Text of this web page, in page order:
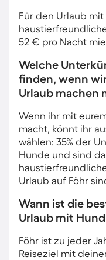
Für den Urlaub
52 € pro Nacht
Welche
finden, wenn
Urlaub machen
Wenn ihr mit
macht, könnt ihr
wählen: 35% der
Hunde und sind
Urlaub auf Föhr
Wann ist die
Urlaub mit
Föhr ist zu jeder
Reiseziel mit